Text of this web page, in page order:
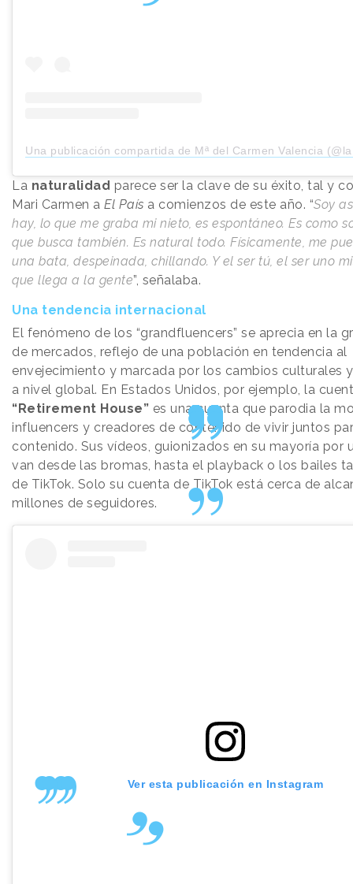
Una publicación compartida de Mª del Carmen Valencia
La naturalidad parece ser la clave de su éxito, tal y
Mari Carmen a El País a comienzos de este año. “Soy
hay, lo que me graba mi nieto, es espontáneo. Es como
que busca también. Es natural todo. Físicamente, me
una bata, despeinada, chillando. Y el ser tú, el ser uno
que llega a la gente”, señalaba.
Una tendencia internacional
El fenómeno de los “grandfluencers” se aprecia en la
de mercados, reflejo de una población en tendencia al
envejecimiento y marcada por los cambios culturales
a nivel global. En Estados Unidos, por ejemplo, la
“Retirement House” es una cuenta que parodia la
influencers y creadores de contenido de vivir juntos
contenido. Sus vídeos, guionizados en su mayoría por
van desde las bromas, hasta el playback o los bailes
de TikTok. Solo su cuenta de TikTok está cerca de
millones de seguidores.
Ver esta publicación en Instagram